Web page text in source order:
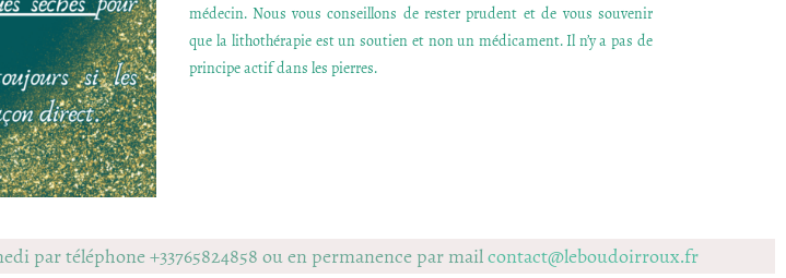
médecin. Nous vous conseillons de rester prudent et de vous souvenir
que la lithothérapie est un soutien et non un médicament. Il n’y a pas de
principe actif dans les pierres.
par téléphone +33765824858 ou en permanence par mailcontact@leboudoirroux.fr